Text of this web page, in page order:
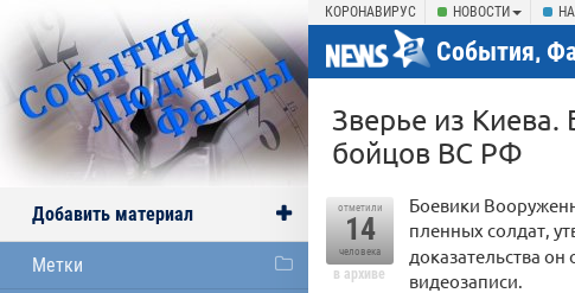
КОРОНАВИРУС НОВОСТИ
События,
Зверье из Киева.
бойцов ВС РФ
отметили
14
человека
в архиве
Боевики
пленных солдат,
доказательства
видеозаписи.
Добавить материал
Метки